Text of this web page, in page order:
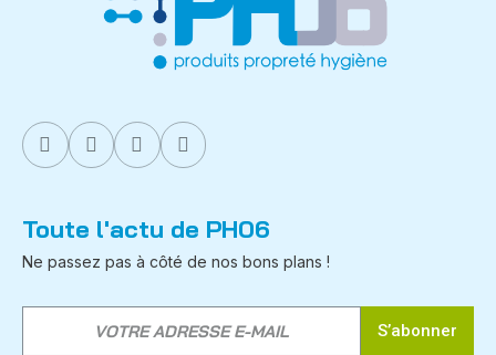
Toute l'actu de PH06
Ne passez pas à côté de nos bons plans !
S’abonner